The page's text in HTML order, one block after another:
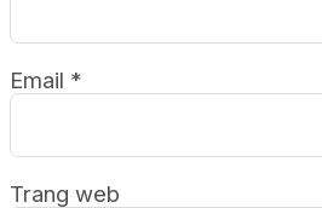
Email *
Trang web